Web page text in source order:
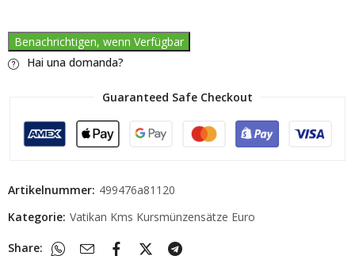
Benachrichtigen, wenn Verfügbar
Hai una domanda?
Guaranteed Safe Checkout
Artikelnummer: 499476a81120
Kategorie: Vatikan Kms Kursmünzensätze Euro
Share: